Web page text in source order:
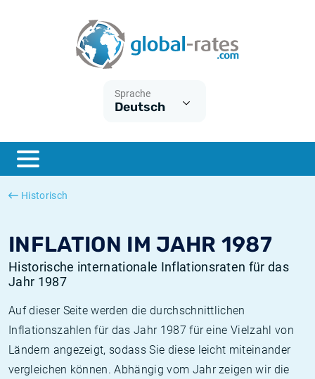
Sprache
Deutsch
Historisch
INFLATION IM JAHR 1987
Historische internationale Inflationsraten für das
Jahr 1987
Auf dieser Seite werden die durchschnittlichen
Inflationszahlen für das Jahr 1987 für eine Vielzahl von
Ländern angezeigt, sodass Sie diese leicht miteinander
vergleichen können. Abhängig vom Jahr zeigen wir die
ESTER
SONIA
Was ist die VPI-Inflation?
Was ist die HVPI-Inflation?
Deutsche inflation
Europäische inflation
Historische Euribor-Sätze
Historische ESTER-Sätze
Historische SOFR-Sätze
Historische SONIA-Sätze
Inflationsrechner